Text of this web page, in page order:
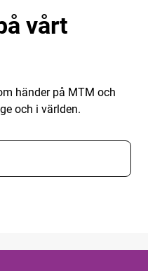
vårt
händer på MTM och
och i världen.